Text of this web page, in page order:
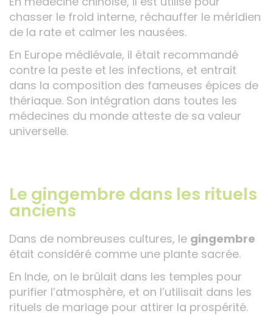
chasser le froid interne, réchauffer le méridien
de la rate et calmer les nausées.
En Europe médiévale, il était recommandé
contre la peste et les infections, et entrait
dans la composition des fameuses épices de
thériaque. Son intégration dans toutes les
médecines du monde atteste de sa valeur
universelle.
Le gingembre dans les rituels
anciens
Dans de nombreuses cultures, le gingembre
était considéré comme une plante sacrée.
En Inde, on le brûlait dans les temples pour
purifier l’atmosphère, et on l’utilisait dans les
rituels de mariage pour attirer la prospérité.